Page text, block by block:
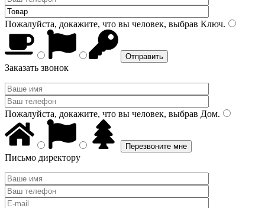
Пожалуйста, докажите, что вы человек, выбрав Ключ.
Заказать звонок
Пожалуйста, докажите, что вы человек, выбрав Дом.
Письмо директору